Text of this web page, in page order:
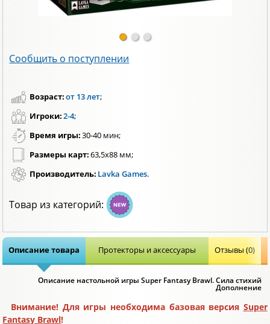
Сообщить о поступлении
Возраст:от 13 лет;
Игроки:2-4;
Время игры:30-40 мин;
Размеры карт:63,5х88 мм;
Производитель: Lavka Games.
Товар из категорий:
Описание товара Протекторы и аксессуары Отзывы (0)
Описание настольной игры Super Fantasy Brawl. Сила стихий
Дополнение
Внимание! Для игры необходима базовая версия Super
Fantasy Brawl!